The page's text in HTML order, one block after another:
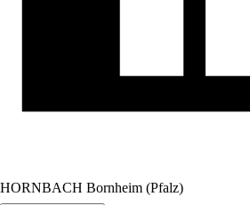
HORNBACH Bornheim (Pfalz)